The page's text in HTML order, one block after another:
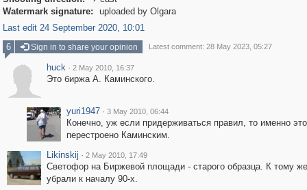
Watermark signature:
uploaded by Olgara
Last edit 24 September 2020, 10:01
6
Sign in to share your opinion Latest comment: 28 May 2023, 05:27
huck · 2 May 2010, 16:37
Это биржа А. Каминского.
yuri1947 · 3 May 2010, 06:44
Конечно, уж если придерживаться правил, то именно
перестроено Каминским.
Likinskij · 2 May 2010, 17:49
Светофор на Биржевой площади - старого образца. К тому
убрали к началу 90-х.